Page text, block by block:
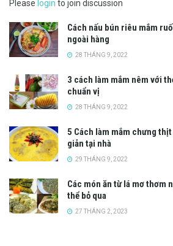
Please login to join discussion
Cách nấu bún riêu mắm
ngoài hàng
28 THÁNG 9, 2022
3 cách làm mắm nêm với
chuẩn vị
28 THÁNG 9, 2022
5 Cách làm mắm chưng
giản tại nhà
29 THÁNG 9, 2022
Các món ăn từ lá mơ thơm
thể bỏ qua
27 THÁNG 2, 2023